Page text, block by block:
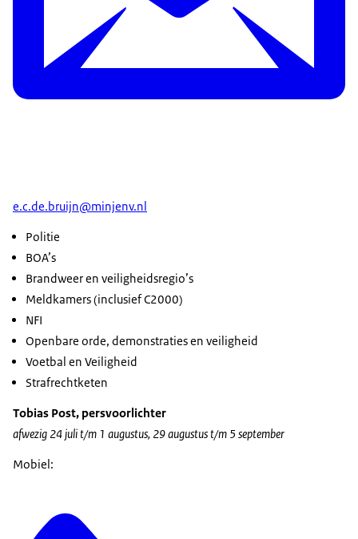
e.c.de.bruijn@minjenv.nl
Politie
BOA’s
Brandweer en veiligheidsregio’s
Meldkamers (inclusief C2000)
NFI
Openbare orde, demonstraties en veiligheid
Voetbal en Veiligheid
Strafrechtketen
Tobias Post, persvoorlichter
afwezig 24 juli t/m 1 augustus, 29 augustus t/m 5 september
Mobiel: